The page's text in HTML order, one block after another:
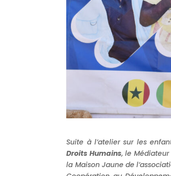
Suite à l’atelier sur les
Droits Humains, le
la Maison Jaune de